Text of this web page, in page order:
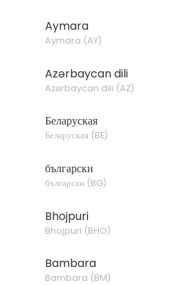
Aymara
Aymara (AY)
Azərbaycan dili
Azərbaycan dili (AZ)
Беларуская
Беларуская (BE)
български
български (BG)
Bhojpuri
Bhojpuri (BHO)
Bambara
Bambara (BM)